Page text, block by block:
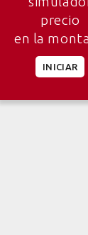
precio
en la
INICIAR